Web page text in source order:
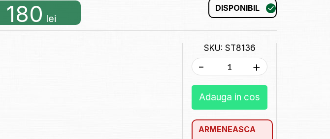
180 lei
DISPONIBIL
SKU: ST8136
- +
Adauga in cos
ARMENEASCA